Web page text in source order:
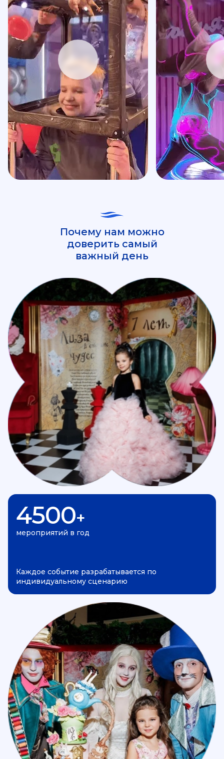
Почему нам можно
доверить самый
важный день
4500+
мероприятий в год
Каждое событие разрабатывается по
индивидуальному сценарию